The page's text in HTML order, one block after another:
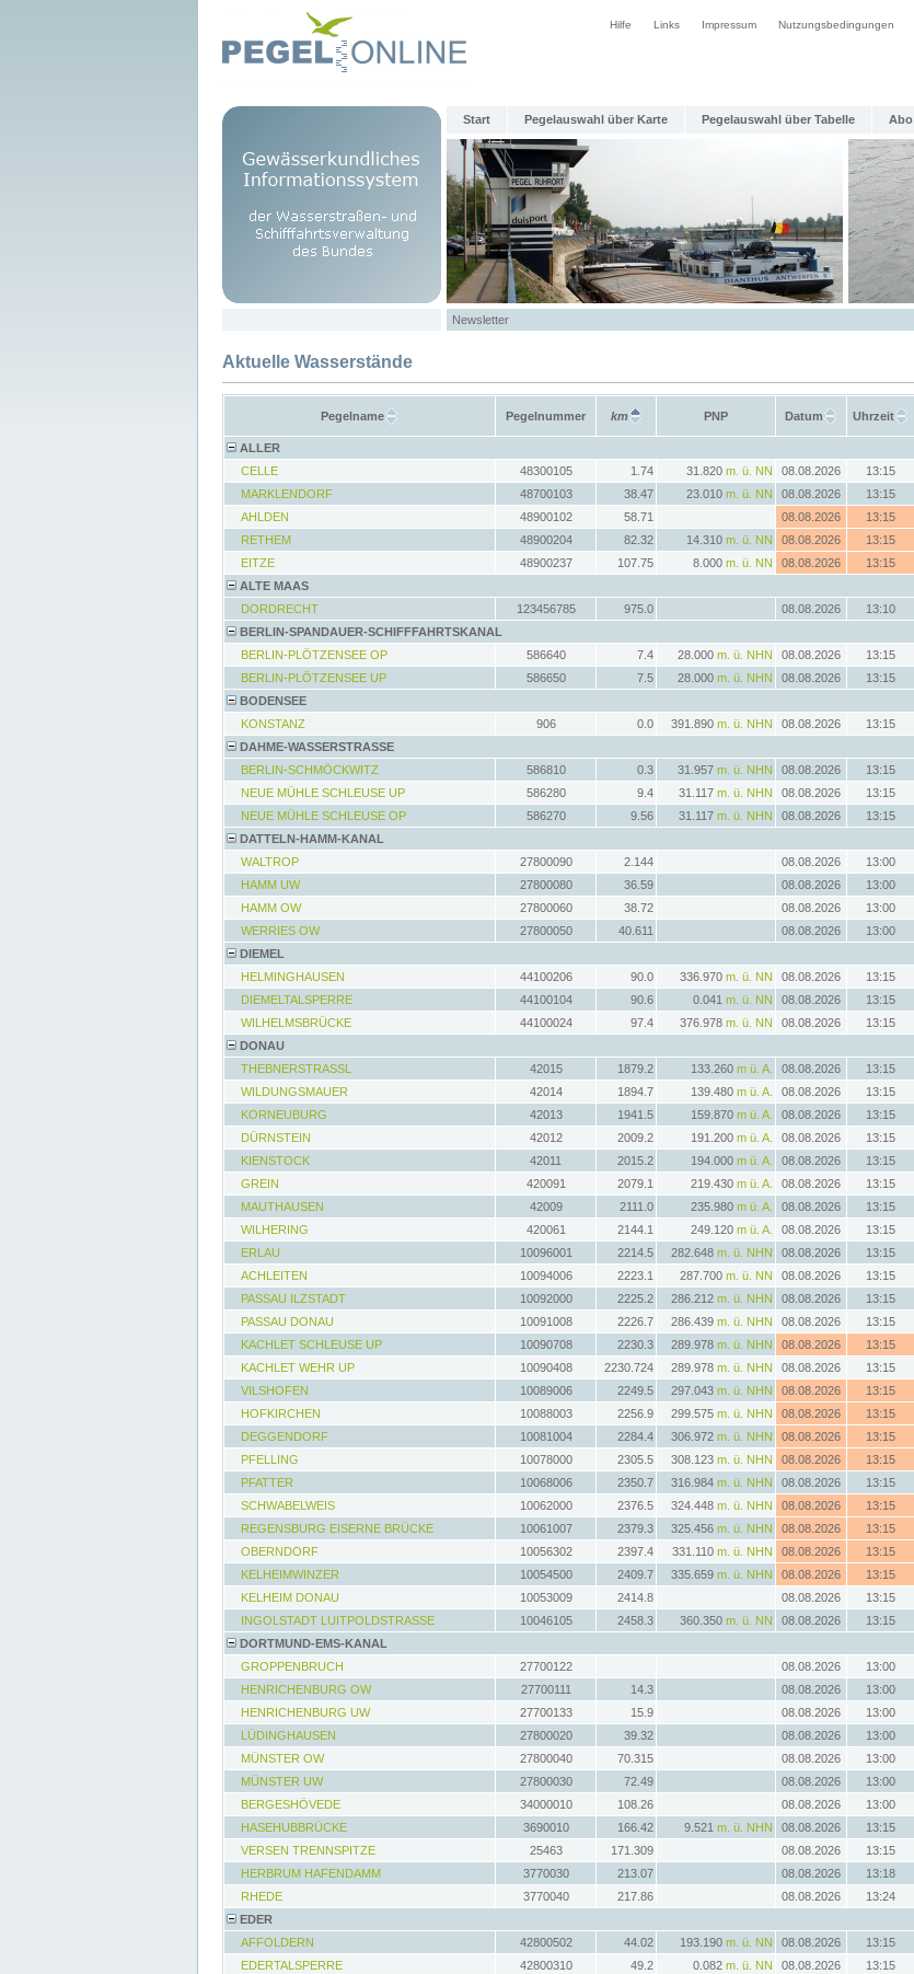
Hilfe Links Impressum Nutzungsbedingungen
Start Pegelauswahl über Karte Pegelauswahl über Tabelle Abo
Newsletter
Aktuelle Wasserstände
Pegelname Pegelnummer km PNP Datum Uhrzeit
ALLER
CELLE
48300105 1.74 31.820 m. ü. NN 08.08.2026 13:15
MARKLENDORF
48700103 38.47 23.010 m. ü. NN 08.08.2026 13:15
AHLDEN
48900102 58.71 08.08.2026 13:15
RETHEM
48900204 82.32 14.310 m. ü. NN 08.08.2026 13:15
EITZE
48900237 107.75 8.000 m. ü. NN 08.08.2026 13:15
ALTE MAAS
DORDRECHT
123456785 975.0 08.08.2026 13:10
BERLIN-SPANDAUER-SCHIFFFAHRTSKANAL
BERLIN-PLÖTZENSEE OP
586640 7.4 28.000 m. ü. NHN 08.08.2026 13:15
BERLIN-PLÖTZENSEE UP
586650 7.5 28.000 m. ü. NHN 08.08.2026 13:15
BODENSEE
KONSTANZ
906 0.0 391.890 m. ü. NHN 08.08.2026 13:15
DAHME-WASSERSTRASSE
BERLIN-SCHMÖCKWITZ
586810 0.3 31.957 m. ü. NHN 08.08.2026 13:15
NEUE MÜHLE SCHLEUSE UP
586280 9.4 31.117 m. ü. NHN 08.08.2026 13:15
NEUE MÜHLE SCHLEUSE OP
586270 9.56 31.117 m. ü. NHN 08.08.2026 13:15
DATTELN-HAMM-KANAL
WALTROP
27800090 2.144 08.08.2026 13:00
HAMM UW
27800080 36.59 08.08.2026 13:00
HAMM OW
27800060 38.72 08.08.2026 13:00
WERRIES OW
27800050 40.611 08.08.2026 13:00
DIEMEL
HELMINGHAUSEN
44100206 90.0 336.970 m. ü. NN 08.08.2026 13:15
DIEMELTALSPERRE
44100104 90.6 0.041 m. ü. NN 08.08.2026 13:15
WILHELMSBRÜCKE
44100024 97.4 376.978 m. ü. NN 08.08.2026 13:15
DONAU
THEBNERSTRASSL
42015 1879.2 133.260 m ü. A. 08.08.2026 13:15
WILDUNGSMAUER
42014 1894.7 139.480 m ü. A. 08.08.2026 13:15
KORNEUBURG
42013 1941.5 159.870 m ü. A. 08.08.2026 13:15
DÜRNSTEIN
42012 2009.2 191.200 m ü. A. 08.08.2026 13:15
KIENSTOCK
42011 2015.2 194.000 m ü. A. 08.08.2026 13:15
GREIN
420091 2079.1 219.430 m ü. A. 08.08.2026 13:15
MAUTHAUSEN
42009 2111.0 235.980 m ü. A. 08.08.2026 13:15
WILHERING
420061 2144.1 249.120 m ü. A. 08.08.2026 13:15
ERLAU
10096001 2214.5 282.648 m. ü. NHN 08.08.2026 13:15
ACHLEITEN
10094006 2223.1 287.700 m. ü. NN 08.08.2026 13:15
PASSAU ILZSTADT
10092000 2225.2 286.212 m. ü. NHN 08.08.2026 13:15
PASSAU DONAU
10091008 2226.7 286.439 m. ü. NHN 08.08.2026 13:15
KACHLET SCHLEUSE UP
10090708 2230.3 289.978 m. ü. NHN 08.08.2026 13:15
KACHLET WEHR UP
10090408 2230.724 289.978 m. ü. NHN 08.08.2026 13:15
VILSHOFEN
10089006 2249.5 297.043 m. ü. NHN 08.08.2026 13:15
HOFKIRCHEN
10088003 2256.9 299.575 m. ü. NHN 08.08.2026 13:15
DEGGENDORF
10081004 2284.4 306.972 m. ü. NHN 08.08.2026 13:15
PFELLING
10078000 2305.5 308.123 m. ü. NHN 08.08.2026 13:15
PFATTER
10068006 2350.7 316.984 m. ü. NHN 08.08.2026 13:15
SCHWABELWEIS
10062000 2376.5 324.448 m. ü. NHN 08.08.2026 13:15
REGENSBURG EISERNE BRÜCKE
10061007 2379.3 325.456 m. ü. NHN 08.08.2026 13:15
OBERNDORF
10056302 2397.4 331.110 m. ü. NHN 08.08.2026 13:15
KELHEIMWINZER
10054500 2409.7 335.659 m. ü. NHN 08.08.2026 13:15
KELHEIM DONAU
10053009 2414.8 08.08.2026 13:15
INGOLSTADT LUITPOLDSTRASSE
10046105 2458.3 360.350 m. ü. NN 08.08.2026 13:15
DORTMUND-EMS-KANAL
GROPPENBRUCH
27700122 08.08.2026 13:00
HENRICHENBURG OW
27700111 14.3 08.08.2026 13:00
HENRICHENBURG UW
27700133 15.9 08.08.2026 13:00
LÜDINGHAUSEN
27800020 39.32 08.08.2026 13:00
MÜNSTER OW
27800040 70.315 08.08.2026 13:00
MÜNSTER UW
27800030 72.49 08.08.2026 13:00
BERGESHÖVEDE
34000010 108.26 08.08.2026 13:00
HASEHUBBRÜCKE
3690010 166.42 9.521 m. ü. NHN 08.08.2026 13:15
VERSEN TRENNSPITZE
25463 171.309 08.08.2026 13:15
HERBRUM HAFENDAMM
3770030 213.07 08.08.2026 13:18
RHEDE
3770040 217.86 08.08.2026 13:24
EDER
AFFOLDERN
42800502 44.02 193.190 m. ü. NN 08.08.2026 13:15
EDERTALSPERRE
42800310 49.2 0.082 m. ü. NN 08.08.2026 13:15